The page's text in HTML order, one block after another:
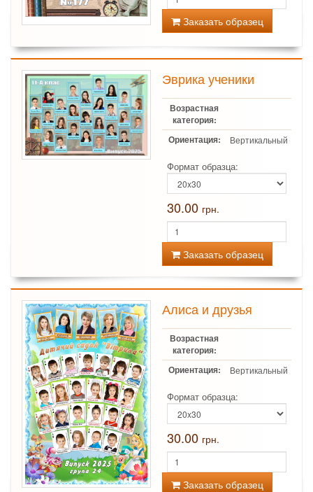
Заказать образец
Эврика ученики
Возрастная
категория:
Ориентация:
Вертикальный
Формат образца:
30.00 грн.
Заказать образец
Алиса и друзья
Возрастная
категория:
Ориентация:
Вертикальный
Формат образца:
30.00 грн.
Заказать образец